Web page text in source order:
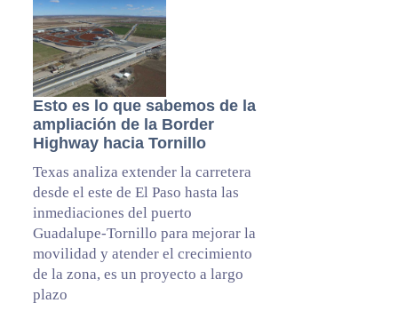
Esto es lo que sabemos de la
ampliación de la Border
Highway hacia Tornillo
Texas analiza extender la carretera
desde el este de El Paso hasta las
inmediaciones del puerto
Guadalupe-Tornillo para mejorar la
movilidad y atender el crecimiento
de la zona, es un proyecto a largo
plazo